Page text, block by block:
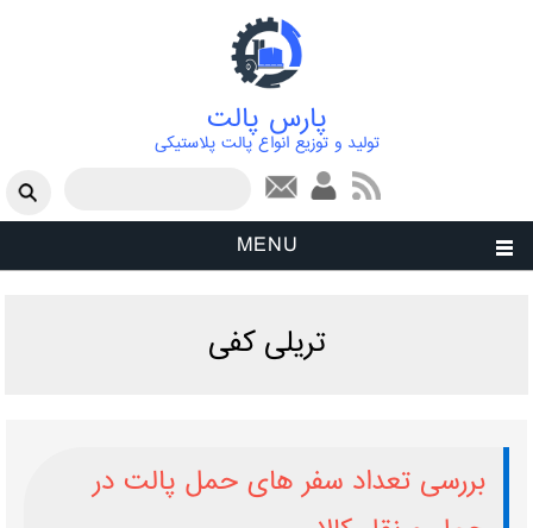
پارس پالت
تولید و توزیع انواع پالت پلاستیکی
فرم جستجو
MENU
تریلی کفی
بررسی تعداد سفر های حمل پالت در